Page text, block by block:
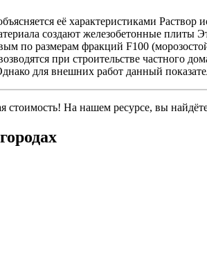
её характеристиками
создают железобетонные плиты
по размерам фракций F100
при строительстве частного
для внешних работ данный
стоимость! На нашем ресурсе, вы